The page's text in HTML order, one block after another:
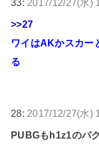
33: 2017/12/27(水)
>>27
ワイはAKかスカー
る
28: 2017/12/27(水)
PUBGもh1z1のパ